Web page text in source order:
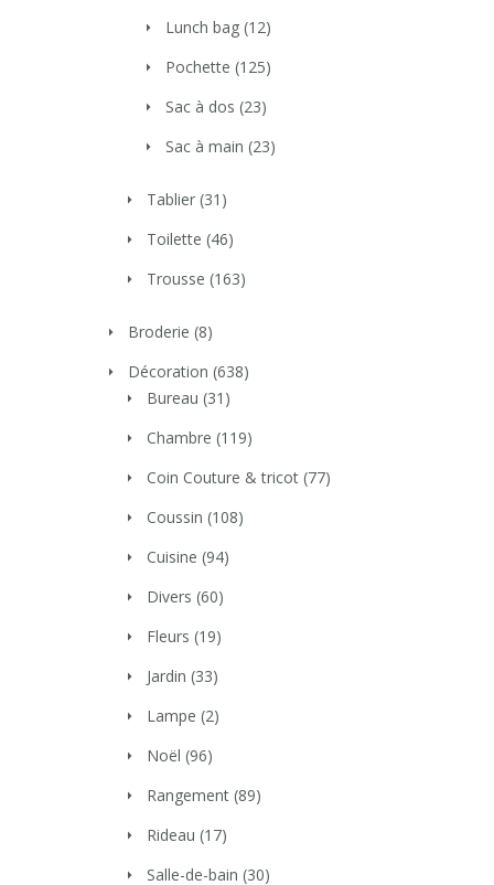
Lunch bag (12)
Pochette (125)
Sac à dos (23)
Sac à main (23)
Tablier (31)
Toilette (46)
Trousse (163)
Broderie (8)
Décoration (638)
Bureau (31)
Chambre (119)
Coin Couture & tricot (77)
Coussin (108)
Cuisine (94)
Divers (60)
Fleurs (19)
Jardin (33)
Lampe (2)
Noël (96)
Rangement (89)
Rideau (17)
Salle-de-bain (30)